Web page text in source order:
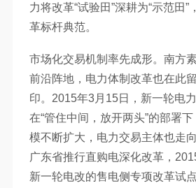
力将改革“试验田”深耕为“示范田
革标杆典范。
市场化交易机制率先成形。南方
前沿阵地，电力体制改革也在此
印。2015年3月15日，新一轮电
在“管住中间，放开两头”的部署
模不断扩大，电力交易主体也走
广东省推行直购电深化改革，
新一轮电改的售电侧专项改革试